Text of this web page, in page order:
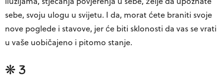
sebe, svoju ulogu u svijetu. I da, morat ćete braniti svoje
nove poglede i stavove, jer će biti sklonosti da vas se vrati
u vaše uobičajeno i pitomo stanje.
❋ 3